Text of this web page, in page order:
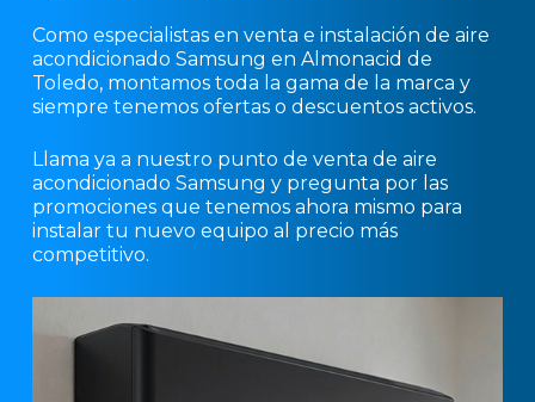
Como especialistas en venta e instalación de aire
acondicionado Samsung en Almonacid de
Toledo, montamos toda la gama de la marca y
siempre tenemos ofertas o descuentos activos.
Llama ya a nuestro punto de venta de aire
acondicionado Samsung y pregunta por las
promociones que tenemos ahora mismo para
instalar tu nuevo equipo al precio más
competitivo.